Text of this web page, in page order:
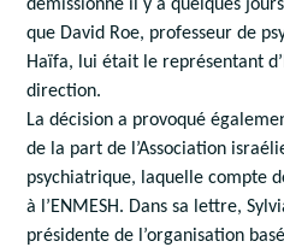
démissionné il y a quelques
que David Roe, professeur de
Haïfa, lui était le représentant
direction.
La décision a provoqué
de la part de l’Association
psychiatrique, laquelle compte
à l’ENMESH. Dans sa lettre,
présidente de l’organisation